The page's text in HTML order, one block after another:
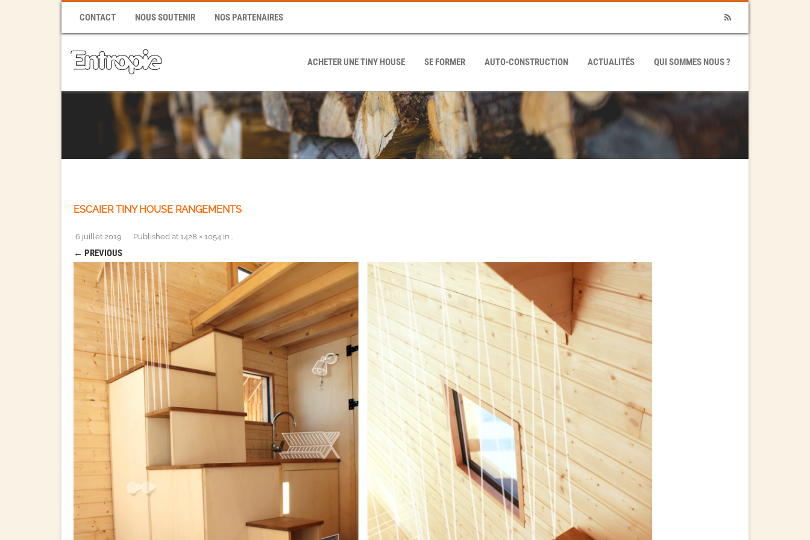
CONTACT NOUS SOUTENIR NOS PARTENAIRES
ACHETER UNE TINY HOUSE SE FORMER AUTO-CONSTRUCTION ACTUALITÉS QUI SOMMES NOUS ?
ESCAIER TINY HOUSE RANGEMENTS
Published
6 juillet 2019 at 1428 × 1054 in .
← PREVIOUS